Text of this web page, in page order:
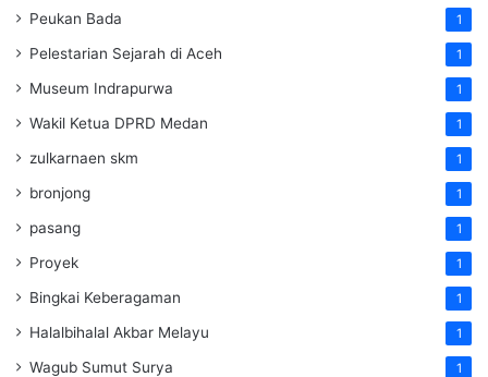
Peukan Bada 1
Pelestarian Sejarah di Aceh 1
Museum Indrapurwa 1
Wakil Ketua DPRD Medan 1
zulkarnaen skm 1
bronjong 1
pasang 1
Proyek 1
Bingkai Keberagaman 1
Halalbihalal Akbar Melayu 1
Wagub Sumut Surya 1